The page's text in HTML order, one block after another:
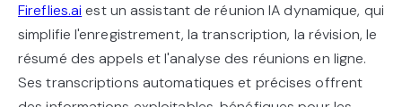
Fireflies.ai est un assistant de réunion IA dynamique, qui
simplifie l'enregistrement, la transcription, la révision, le
résumé des appels et l'analyse des réunions en ligne.
Ses transcriptions automatiques et précises offrent